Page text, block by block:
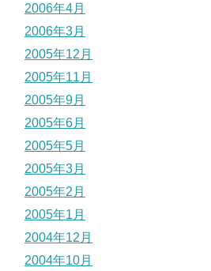
2006年4月
2006年3月
2005年12月
2005年11月
2005年9月
2005年6月
2005年5月
2005年3月
2005年2月
2005年1月
2004年12月
2004年10月